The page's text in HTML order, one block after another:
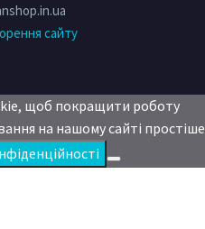
сайту
щоб покращити роботу
на нашому сайті простіше